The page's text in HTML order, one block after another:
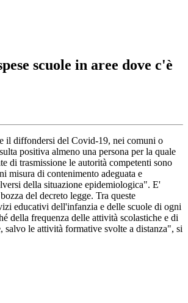
scuole in aree dove c'è
il diffondersi del Covid-19, nei comuni o
positiva almeno una persona per la quale
di trasmissione le autorità competenti sono
misura di contenimento adeguata e
della situazione epidemiologica". E'
del decreto legge. Tra queste
educativi dell'infanzia e delle scuole di ogni
della frequenza delle attività scolastiche e di
salvo le attività formative svolte a distanza", si